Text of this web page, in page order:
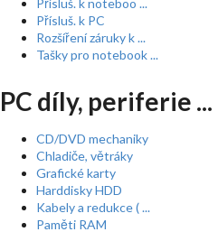
Přísluš. k noteboo ...
Přísluš. k PC
Rozšíření záruky k ...
Tašky pro notebook ...
PC díly, periferie ...
CD/DVD mechaniky
Chladiče, větráky
Grafické karty
Harddisky HDD
Kabely a redukce ( ...
Paměti RAM